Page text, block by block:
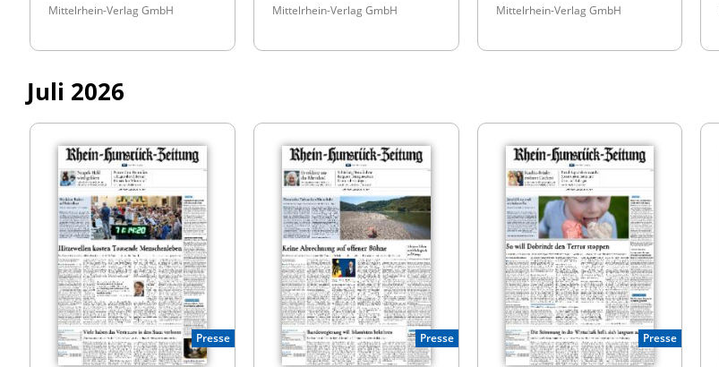
Mittelrhein-Verlag GmbH Mittelrhein-Verlag GmbH Mittelrhein-Verlag GmbH
Juli 2026
Presse Presse Presse